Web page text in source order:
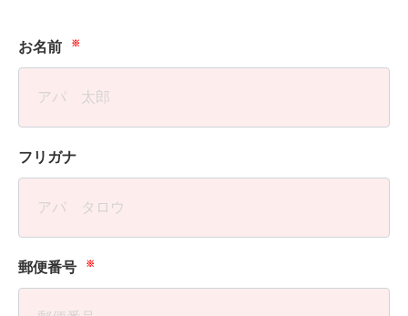
お名前 ※
フリガナ
郵便番号 ※